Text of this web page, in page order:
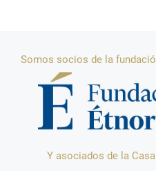
Somos socios de la
Y asociados de la